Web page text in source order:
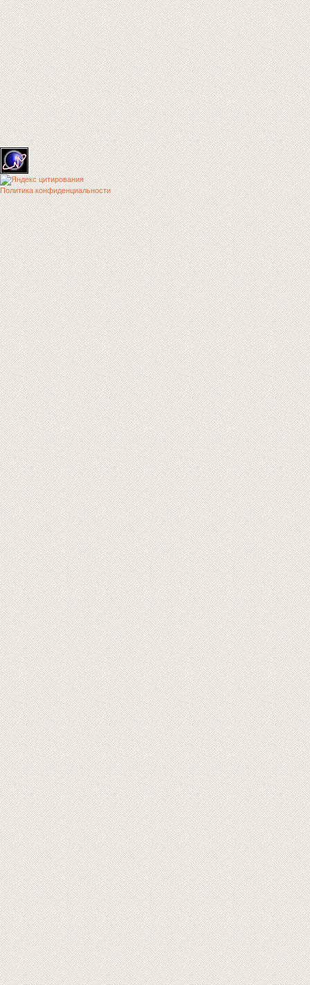
Политика конфиденциальности